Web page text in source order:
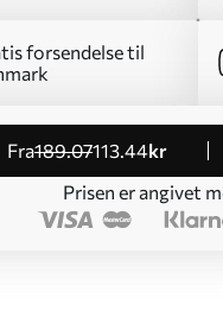
forsendelse til
fra189.07113.44kr
Prisen er angivet